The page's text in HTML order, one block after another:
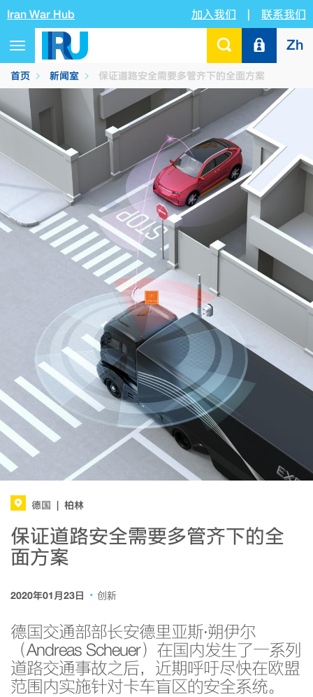
Iran War Hub 加入我们 | 联系我们
Toggle
navigation
Zh
首页 新闻室 保证道路安全需要多管齐下的全面方案
德国 柏林
保证道路安全需要多管齐下的全
面方案
2020年01月23日 · 创新
德国交通部部长安德里亚斯·朔伊尔
（Andreas Scheuer）在国内发生了一系列
道路交通事故之后，近期呼吁尽快在欧盟
范围内实施针对卡车盲区的安全系统。